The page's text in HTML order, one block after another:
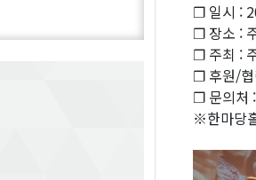
❐ 일시 :
❐ 장소 :
❐ 주최 :
❐ 후원/협
❐ 문의처
※한마당